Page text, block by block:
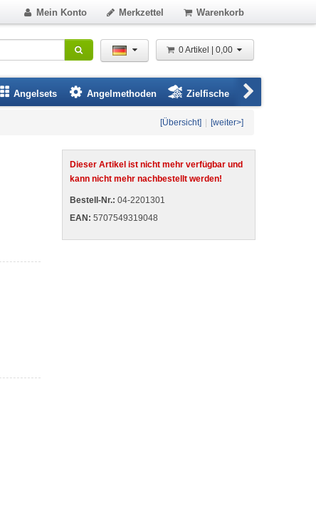
Mein Konto Merkzettel Warenkorb
0 Artikel | 0,00
Angelsets Angelmethoden Zielfische
[Übersicht] [weiter>]
Dieser Artikel ist nicht mehr verfügbar und
kann nicht mehr nachbestellt werden!
Bestell-Nr.: 04-2201301
EAN: 5707549319048